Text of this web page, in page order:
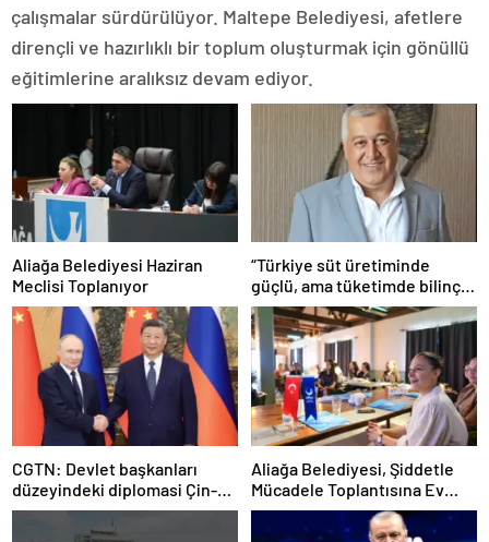
çalışmalar sürdürülüyor. Maltepe Belediyesi, afetlere
dirençli ve hazırlıklı bir toplum oluşturmak için gönüllü
eğitimlerine aralıksız devam ediyor.
Aliağa Belediyesi Haziran
Meclisi Toplanıyor
“Türkiye süt üretiminde
güçlü, ama tüketimde bilinç
şart”
CGTN: Devlet başkanları
düzeyindeki diplomasi Çin-
Rusya arasındaki büyüyen
ortaklığı güçlendiriyor
Aliağa Belediyesi, Şiddetle
Mücadele Toplantısına Ev
Sahipliği Yaptı